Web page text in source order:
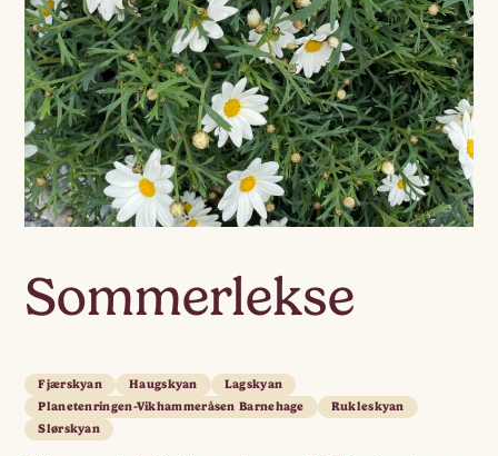
Sommerlekse
Fjærskyan Haugskyan
Lagskyan
Planetenringen-Vikhammeråsen Barnehage
Rukleskyan
Slørskyan